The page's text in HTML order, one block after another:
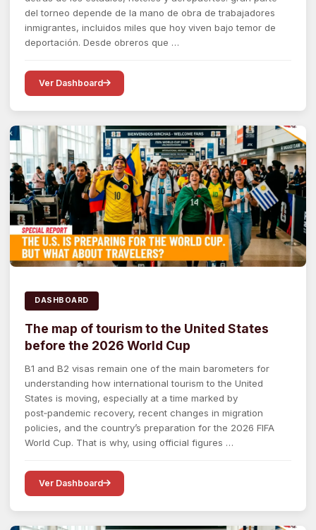
del torneo depende de la mano de obra de trabajadores
inmigrantes, incluidos miles que hoy viven bajo temor de
deportación. Desde obreros que …
Ver Dashboard
DASHBOARD
The map of tourism to the United States
before the 2026 World Cup
B1 and B2 visas remain one of the main barometers for
understanding how international tourism to the United
States is moving, especially at a time marked by
post‑pandemic recovery, recent changes in migration
policies, and the country’s preparation for the 2026 FIFA
World Cup. That is why, using official figures …
Ver Dashboard